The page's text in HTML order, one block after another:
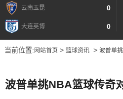
云南玉昆 0
大连英博 0
当前位置: 网站首页> 篮球资讯> 波普单
波普单挑NBA篮球传奇